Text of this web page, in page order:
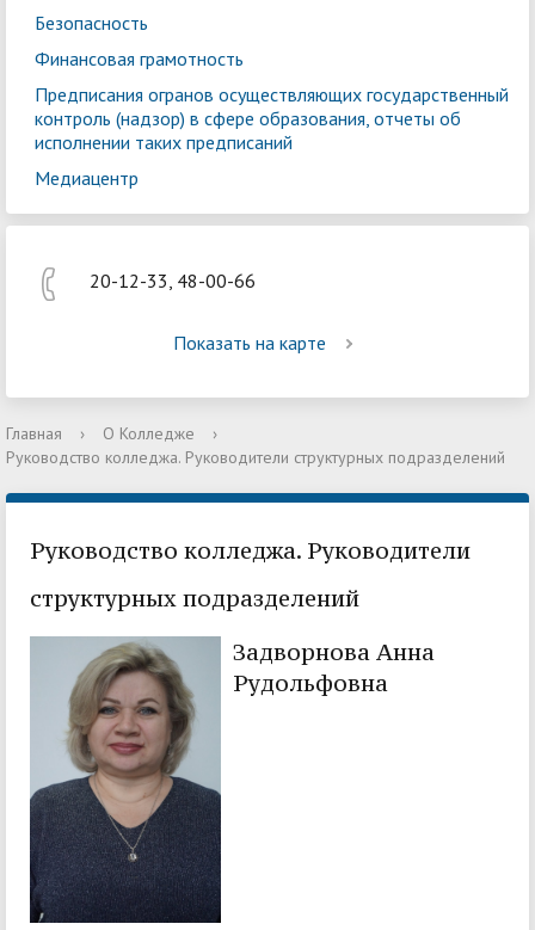
Безопасность
Финансовая грамотность
Предписания огранов осуществляющих государственный
контроль (надзор) в сфере образования, отчеты об
исполнении таких предписаний
Медиацентр
20-12-33, 48-00-66
Показать на карте
Главная › О Колледже
›
Руководство колледжа. Руководители структурных подразделений
Руководство колледжа. Руководители
структурных подразделений
Задворнова Анна
Рудольфовна